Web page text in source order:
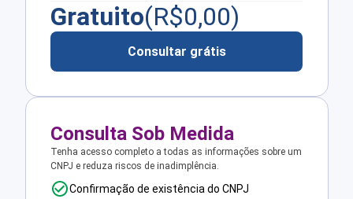
Gratuito(R$0,00)
Consultar grátis
Consulta Sob Medida
Tenha acesso completo a todas as informações sobre um
CNPJ e reduza riscos de inadimplência.
Confirmação de existência do CNPJ